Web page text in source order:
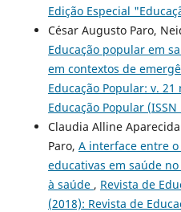
Edição Especial
César Augusto Paro,
Educação popular em
em contextos de
Educação Popular: v.
Educação Popular (ISSN
Claudia Alline
Paro, A interface entre
educativas em saúde
à saúde , Revista de
(2018): Revista de